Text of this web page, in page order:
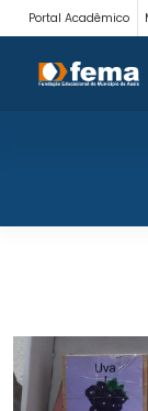
Portal Acadêmico